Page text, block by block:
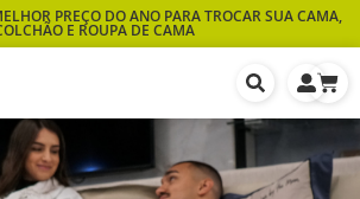
PREÇO DO ANO PARA TROCAR SUA CAMA,
E ROUPA DE CAMA